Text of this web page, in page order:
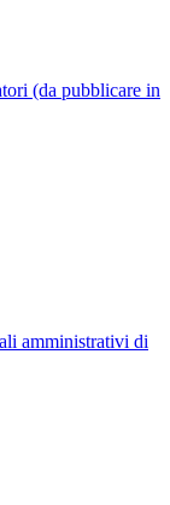
(da pubblicare in
amministrativi di